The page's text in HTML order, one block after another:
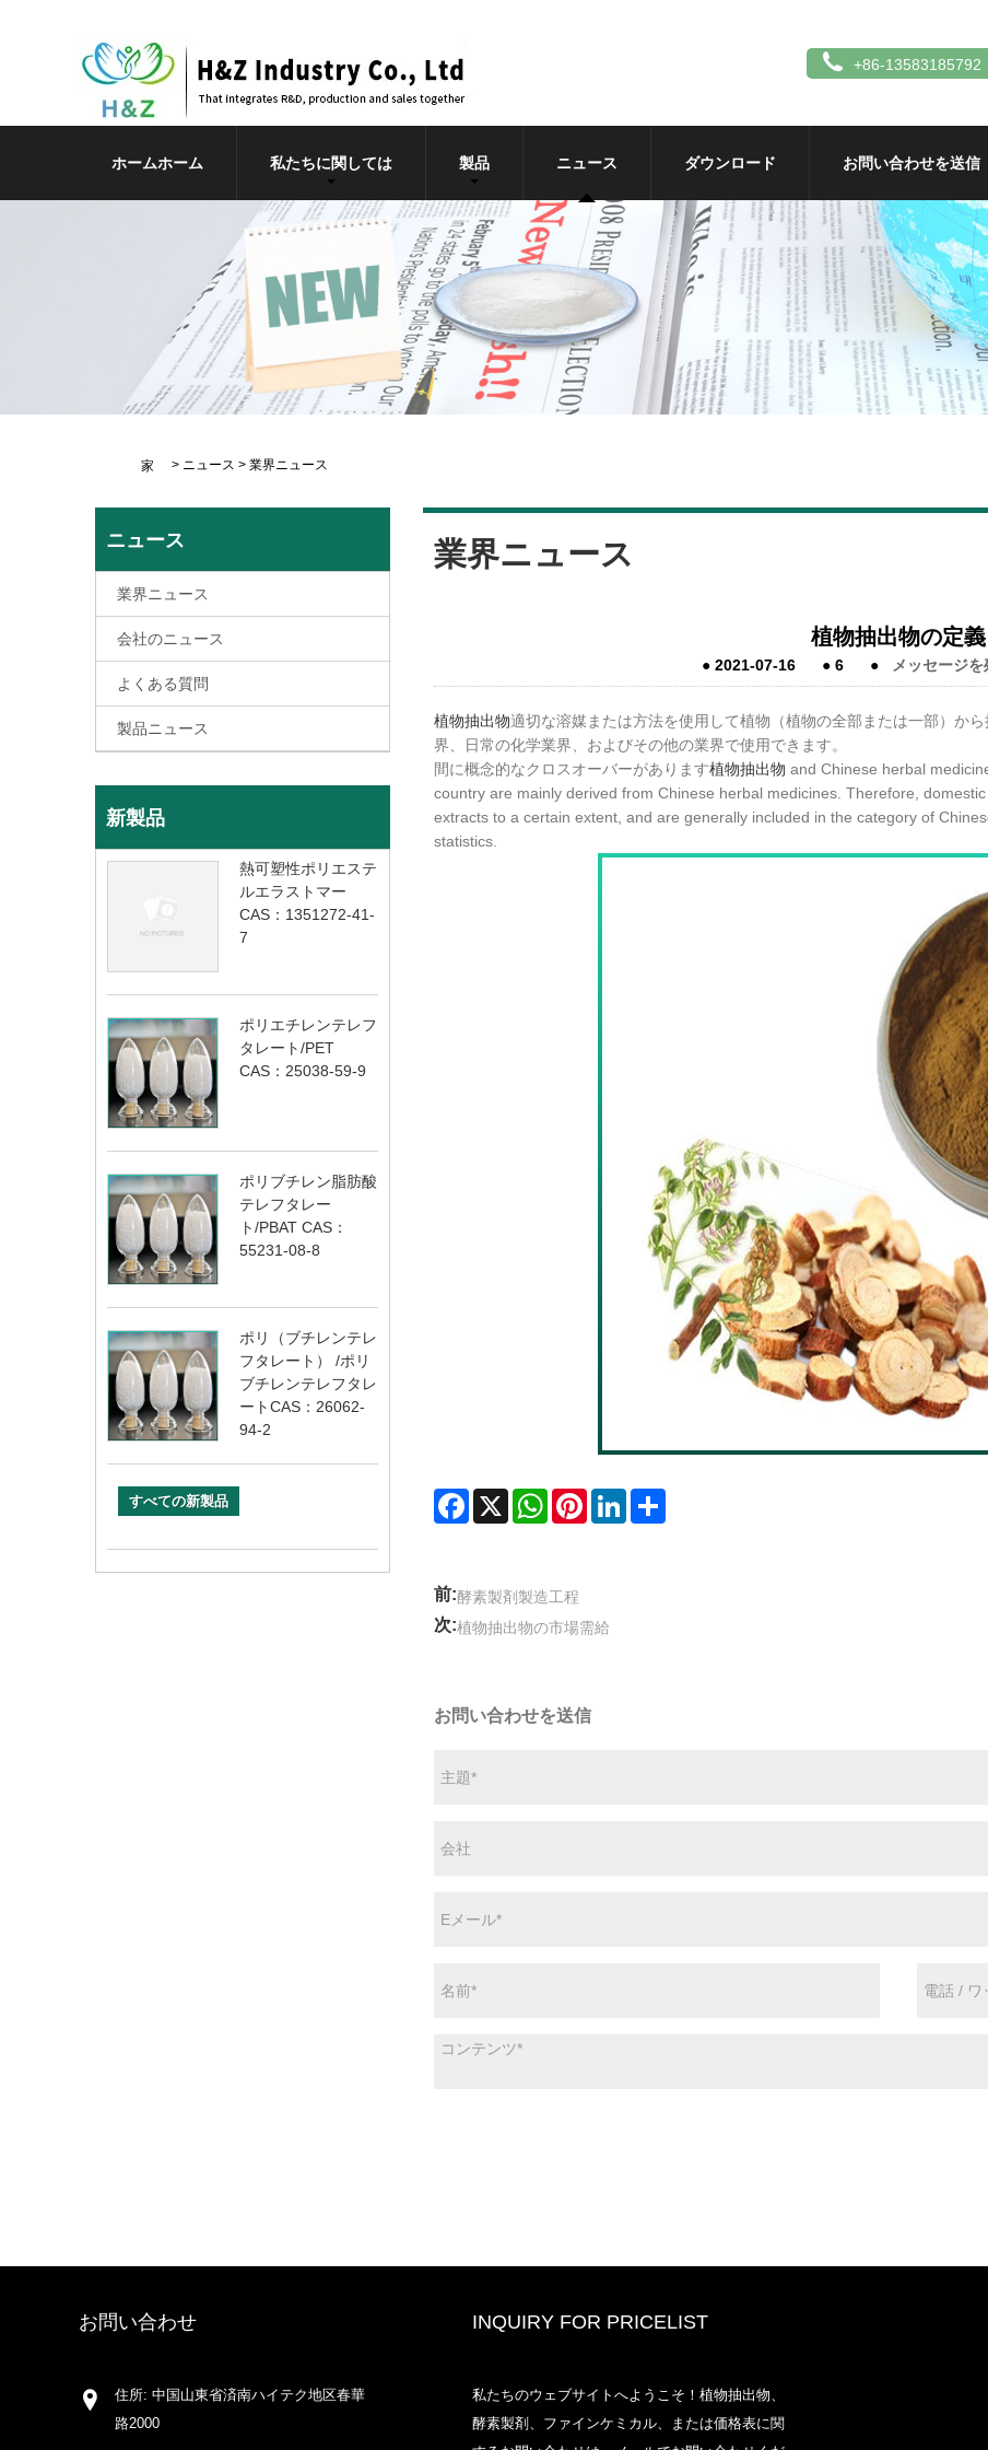
+86-13583185792
ホームホーム 私たちに関しては 製品 ニュース ダウンロード お問い合わせを送信
家 > ニュース > 業界ニュース
ニュース
業界ニュース
会社のニュース
よくある質問
製品ニュース
新製品
熱可塑性ポリエステ
ルエラストマー
CAS：1351272-41-
7
ポリエチレンテレフ
タレート/PET
CAS：25038-59-9
ポリブチレン脂肪酸
テレフタレー
ト/PBAT CAS：
55231-08-8
ポリ（ブチレンテレ
フタレート） /ポリ
ブチレンテレフタレ
ートCAS：26062-
94-2
すべての新製品
業界ニュース
植物抽出物の定義
● 2021-07-16 ● 6 ● メッセージ
植物抽出物適切な溶媒または方法を使用して植物（植物の全部または一部）か
界、日常の化学業界、およびその他の業界で使用できます。
間に概念的なクロスオーバーがあります植物抽出物 and Chinese herbal
country are mainly derived from Chinese herbal medicines. Therefore,
extracts to a certain extent, and are generally included in the category of
statistics.
Facebook
X WhatsAppPinterestLinkedIn
前:酵素製剤製造工程
次:植物抽出物の市場需給
お問い合わせを送信
お問い合わせ
住所: 中国山東省済南ハイテク地区春華
路2000
INQUIRY FOR PRICELIST
私たちのウェブサイトへようこそ！植物抽出物、
酵素製剤、ファインケミカル、または価格表に関13〜15日、ブース18L33
2021/03/30